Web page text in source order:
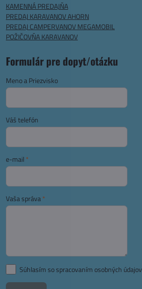
KAMENNÁ PREDAJŇA
PREDAJ KARAVANOV AHORN
PREDAJ CAMPERVANOV MEGAMOBIL
POŽIČOVŇA KARAVANOV
Formulár pre dopyt/otázku
Meno a Priezvisko
Váš telefón
e-mail *
Vaša správa*
Súhlasím so spracovaním osobných údajov